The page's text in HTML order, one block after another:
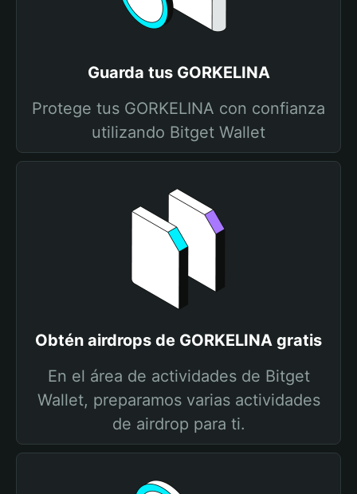
Guarda tus GORKELINA
Protege tus GORKELINA con confianza
utilizando Bitget Wallet
Obtén airdrops de GORKELINA gratis
En el área de actividades de Bitget
Wallet, preparamos varias actividades
de airdrop para ti.